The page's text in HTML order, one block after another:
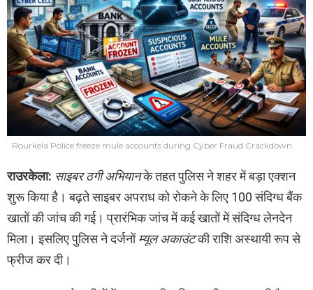
Rourkela Police freeze mule accounts during Cyber Fraud Crackdown.
राउरकेला: साइबर ठगी अभियानके तहत पुलिस ने शहर में बड़ा एक्शन
शुरू किया है। बढ़ते साइबर अपराध को रोकने के लिए 100 संदिग्ध बैंक
खातों की जांच की गई। प्रारंभिक जांच में कई खातों में संदिग्ध लेनदेन
मिला। इसलिए पुलिस ने दर्जनोंम्यूल अकाउंटकी राशि अस्थायी रूप से
फ्रीज कर दी।